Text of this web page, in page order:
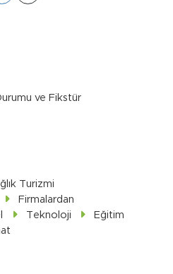
ve Fikstür
Turizmi
Firmalardan
Teknoloji
Eğitim